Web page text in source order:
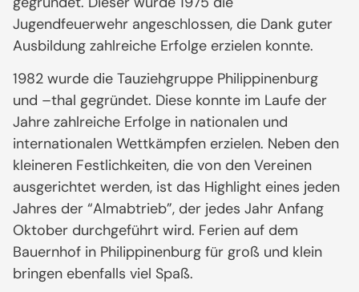
Jugendfeuerwehr angeschlossen, die Dank guter
Ausbildung zahlreiche Erfolge erzielen konnte.
1982 wurde die Tauziehgruppe Philippinenburg
und –thal gegründet. Diese konnte im Laufe der
Jahre zahlreiche Erfolge in nationalen und
internationalen Wettkämpfen erzielen. Neben den
kleineren Festlichkeiten, die von den Vereinen
ausgerichtet werden, ist das Highlight eines jeden
Jahres der “Almabtrieb”, der jedes Jahr Anfang
Oktober durchgeführt wird. Ferien auf dem
Bauernhof in Philippinenburg für groß und klein
bringen ebenfalls viel Spaß.